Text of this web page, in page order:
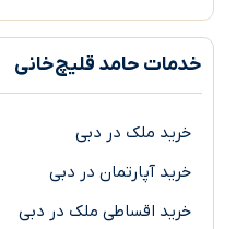
خدمات حامد قلیچ‌خانی
خرید ملک در دبی
خرید آپارتمان در دبی
خرید اقساطی ملک در دبی